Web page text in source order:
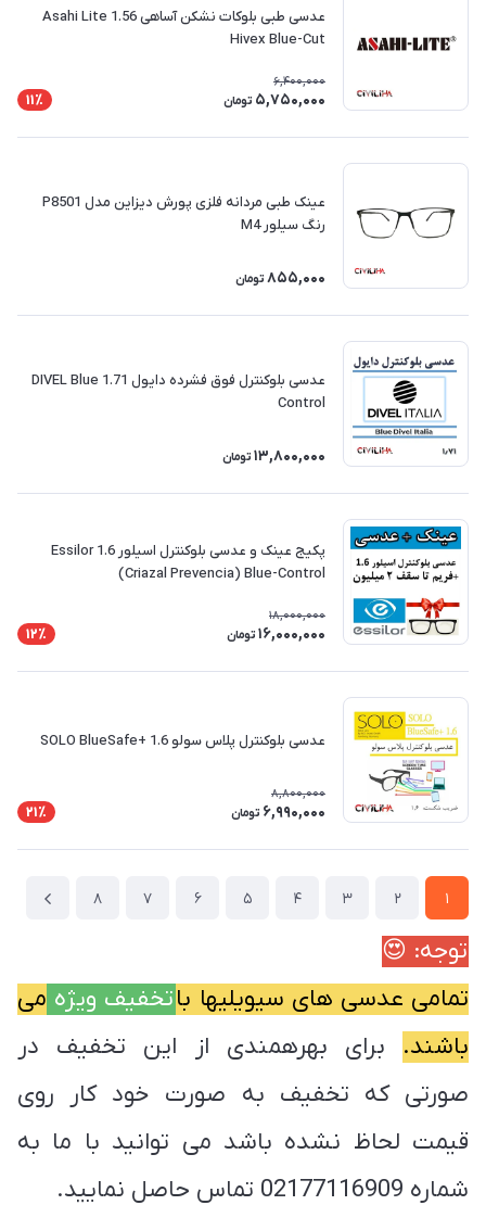
عدسی طبی بلوکات نشکن آساهی Asahi Lite 1.56
Hivex Blue-Cut
6,400,000
5,750,000 تومان 11٪
عینک طبی مردانه فلزی پورش دیزاین مدل P8501
رنگ سیلور M4
855,000 تومان
عدسی بلوکنترل فوق فشرده دایول 1.71 DIVEL Blue
Control
13,800,000 تومان
پکیج عینک و عدسی بلوکنترل اسیلور 1.6 Essilor
(Criazal Prevencia) Blue-Control
18,000,000
16,000,000 تومان 12٪
عدسی بلوکنترل پلاس سولو 1.6 +SOLO BlueSafe
8,800,000
6,990,000 تومان 21٪
1
2
3
4
5
6
7
8
توجه: 😍
تمامی عدسی های سیویلیها باتخفیف ویژه می
باشند. برای بهرهمندی از این تخفیف در
صورتی که تخفیف به صورت خود کار روی
قیمت لحاظ نشده باشد می توانید با ما به
شماره 02177116909 تماس حاصل نمایید.